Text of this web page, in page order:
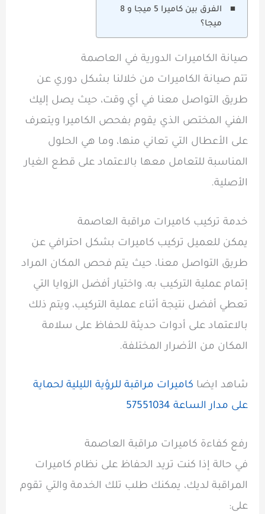
الفرق بين كاميرا 5 ميجا و 8
ميجا؟
صيانة الكاميرات الدورية في العاصمة
تتم صيانة الكاميرات من خلالنا بشكل دوري عن
طريق التواصل معنا في أي وقت، حيث يصل إليك
الفني المختص الذي يقوم بفحص الكاميرا ويتعرف
على الأعطال التي تعاني منها، وما هي الحلول
المناسبة للتعامل معها بالاعتماد على قطع الغيار
الأصلية.
خدمة تركيب كاميرات مراقبة العاصمة
يمكن للعميل تركيب كاميرات بشكل احترافي عن
طريق التواصل معنا، حيث يتم فحص المكان المراد
إتمام عملية التركيب به، واختيار أفضل الزوايا التي
تعطي أفضل نتيجة أثناء عملية التركيب، ويتم ذلك
بالاعتماد على أدوات حديثة للحفاظ على سلامة
المكان من الأضرار المختلفة.
شاهد ايضا كاميرات مراقبة للرؤية الليلية لحماية
على مدار الساعة 57551034
رفع كفاءة كاميرات مراقبة العاصمة
في حالة إذا كنت تريد الحفاظ على نظام كاميرات
المراقبة لديك، يمكنك طلب تلك الخدمة والتي تقوم
على: